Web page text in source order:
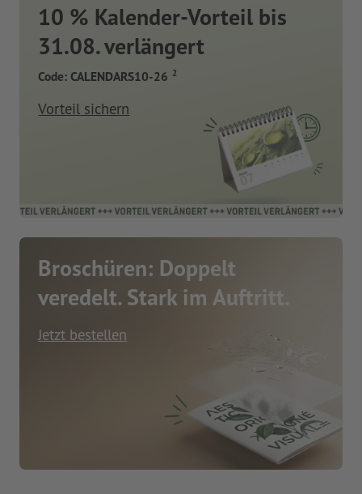
10 % Kalender-Vorteil bis
31.08. verlängert
Code: CALENDARS10-26 2
Vorteil sichern
Broschüren: Doppelt
veredelt. Stark im Auftritt.
Jetzt bestellen